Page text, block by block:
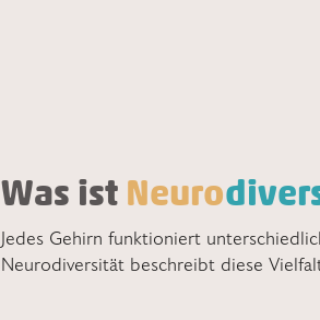
Was ist Neuro
Jedes Gehirn funktioniert
Neurodiversität beschreibt diese